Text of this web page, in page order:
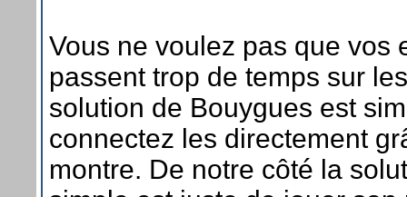
Vous ne voulez pas que vos
passent trop de temps sur
solution de Bouygues est
connectez les directement
montre. De notre côté la